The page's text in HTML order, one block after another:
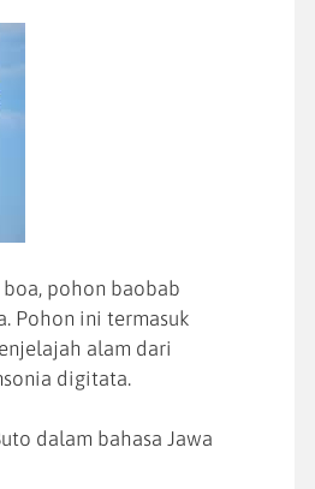
pohon baobab
Pohon ini termasuk
alam dari
digitata.
dalam bahasa Jawa